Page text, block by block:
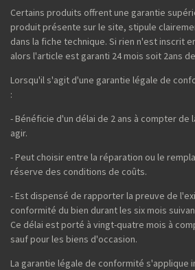
Certains produits offrent une garantie
produit présente sur le site, stipule
dans la fiche technique. Si rien n'est inscrit
alors l'article est garanti 24 mois soit 2ans
Lorsqu'il s'agit d'une garantie légale de
:
- Bénéficie d'un délai de 2 ans à compter de
agir.
- Peut choisir entre la réparation ou le
réserve des conditions de coûts.
- Est dispensé de rapporter la preuve de
conformité du bien durant les six mois
Ce délai est porté à vingt-quatre mois à
sauf pour les biens d'occasion.
La garantie légale de conformité s'applique